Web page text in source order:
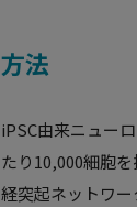
方法
iPSC由来ニュー
たり10,000細胞
経突起ネットワ